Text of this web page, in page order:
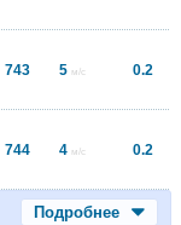
743 5 м/с 0.2
744 4 м/с 0.2
Подробнее